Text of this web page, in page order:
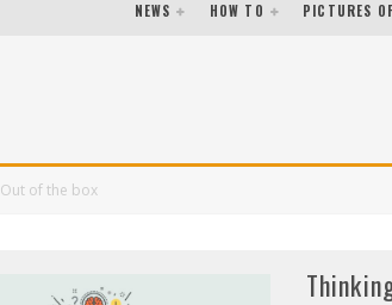
NEWS HOW TO PICTURES
Out of the box